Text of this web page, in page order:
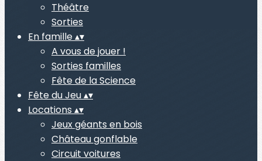
Théâtre
Sorties
En famille▴▾
A vous de jouer !
Sorties familles
Fête de la Science
Fête du Jeu▴▾
Locations ▴▾
Jeux géants en bois
Château gonflable
Circuit voitures